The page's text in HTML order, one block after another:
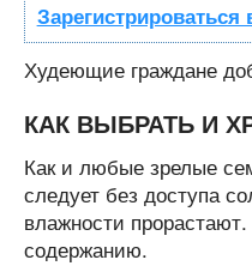
Зарегистрироваться
Худеющие граждане
КАК ВЫБРАТЬ И
Как и любые зрелые
следует без доступа
влажности
содержанию.